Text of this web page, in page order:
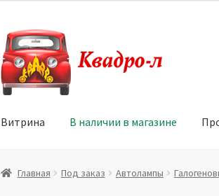
Перейти
к
навигации
Перейти
к
содержимому
Витрина В наличии в магазине
Главная Витрина Мой аккаунт Политика в
Главная Под заказ Автолампы